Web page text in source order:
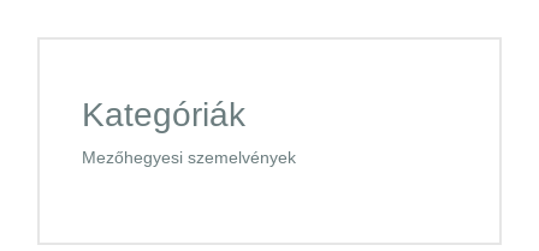
Kategóriák
Mezőhegyesi szemelvények